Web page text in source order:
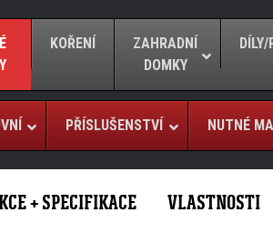
KOŘENÍ
ZAHRADNÍ
DOMKY
DÍLY/
PŘÍSLUŠENSTVÍ NUTNÉ
+ SPECIFIKACE VLASTNOSTI